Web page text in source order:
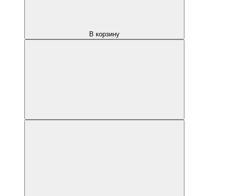
В корзину